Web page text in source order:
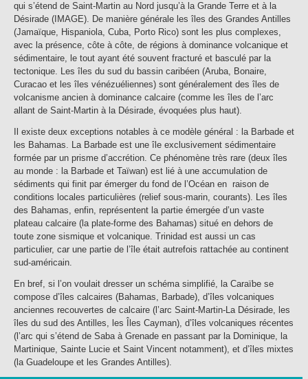
qui s’étend de Saint-Martin au Nord jusqu’à la Grande Terre et à la
Désirade (IMAGE). De manière générale les îles des Grandes Antilles
(Jamaïque, Hispaniola, Cuba, Porto Rico) sont les plus complexes,
avec la présence, côte à côte, de régions à dominance volcanique et
sédimentaire, le tout ayant été souvent fracturé et basculé par la
tectonique. Les îles du sud du bassin caribéen (Aruba, Bonaire,
Curacao et les îles vénézuéliennes) sont généralement des îles de
volcanisme ancien à dominance calcaire (comme les îles de l’arc
allant de Saint-Martin à la Désirade, évoquées plus haut).
Il existe deux exceptions notables à ce modèle général : la Barbade et
les Bahamas. La Barbade est une île exclusivement sédimentaire
formée par un prisme d’accrétion. Ce phénomène très rare (deux îles
au monde : la Barbade et Taïwan) est lié à une accumulation de
sédiments qui finit par émerger du fond de l’Océan en raison de
conditions locales particulières (relief sous-marin, courants). Les îles
des Bahamas, enfin, représentent la partie émergée d’un vaste
plateau calcaire (la plate-forme des Bahamas) situé en dehors de
toute zone sismique et volcanique. Trinidad est aussi un cas
particulier, car une partie de l’île était autrefois rattachée au continent
sud-américain.
En bref, si l’on voulait dresser un schéma simplifié, la Caraïbe se
compose d’îles calcaires (Bahamas, Barbade), d’îles volcaniques
anciennes recouvertes de calcaire (l’arc Saint-Martin-La Désirade, les
îles du sud des Antilles, les Îles Cayman), d’îles volcaniques récentes
(l’arc qui s’étend de Saba à Grenade en passant par la Dominique, la
Martinique, Sainte Lucie et Saint Vincent notamment), et d’îles mixtes
(la Guadeloupe et les Grandes Antilles).